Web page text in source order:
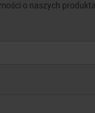
o naszych